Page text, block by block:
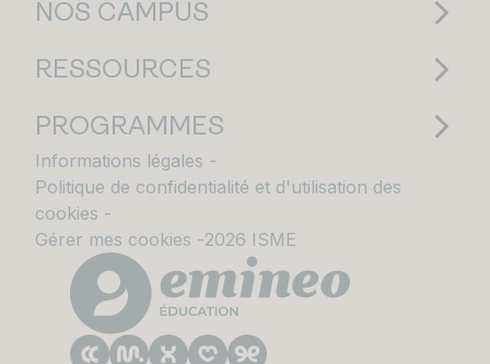
NOS CAMPUS
RESSOURCES
PROGRAMMES
Informations légales
Politique de confidentialité et d'utilisation des
cookies
Gérer mes cookies
2026 ISME